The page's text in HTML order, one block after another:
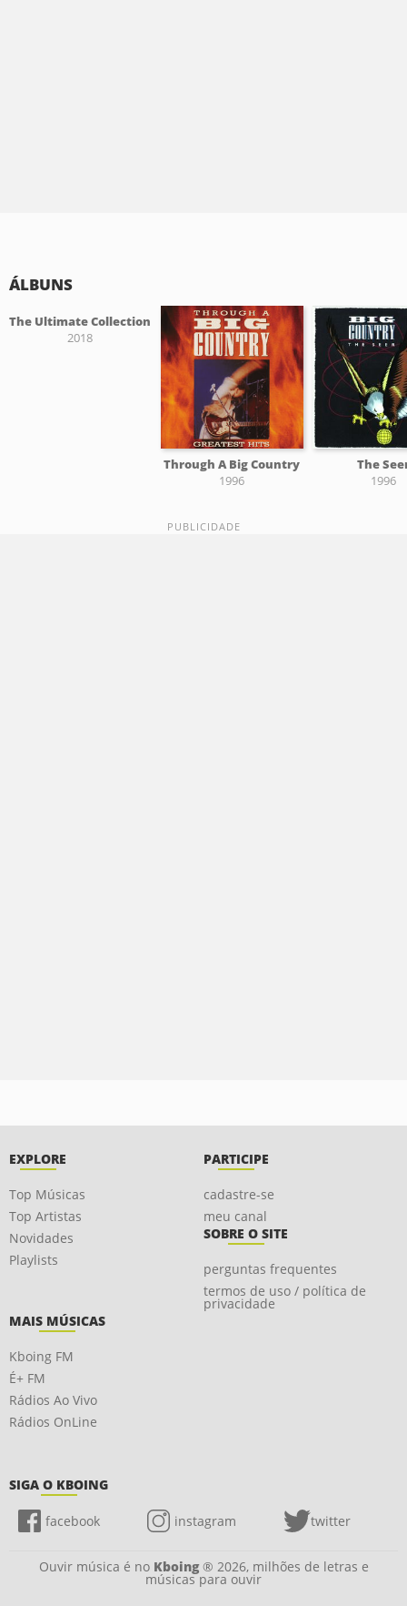
ÁLBUNS
The Ultimate Collection
2018
Through A Big Country
1996
The
1996
EXPLORE
Top Músicas
Top Artistas
Novidades
Playlists
PARTICIPE
cadastre-se
meu canal
SOBRE O SITE
perguntas frequentes
termos de uso / política de
privacidade
MAIS MÚSICAS
Kboing FM
É+ FM
Rádios Ao Vivo
Rádios OnLine
SIGA O KBOING
facebook instagram twitter
Ouvir música é no Kboing® 2026, milhões de letras e
músicas para ouvir